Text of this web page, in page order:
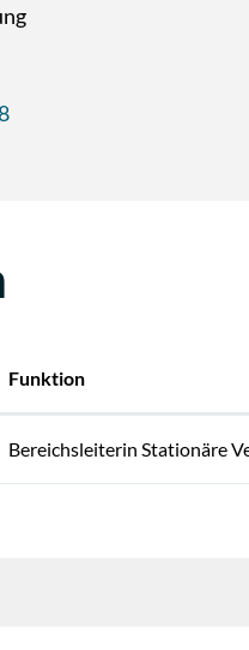
Funktion
Bereichsleiterin Stationäre